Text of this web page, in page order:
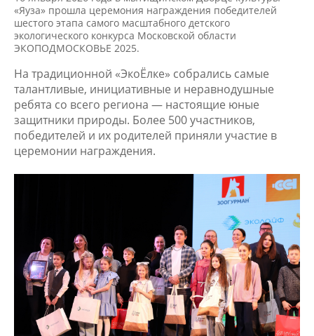
«Яуза» прошла церемония награждения победителей
шестого этапа самого масштабного детского
экологического конкурса Московской области
ЭКОПОДМОСКОВЬЕ 2025.
На традиционной «ЭкоЁлке» собрались самые
талантливые, инициативные и неравнодушные
ребята со всего региона — настоящие юные
защитники природы. Более 500 участников,
победителей и их родителей приняли участие в
церемонии награждения.